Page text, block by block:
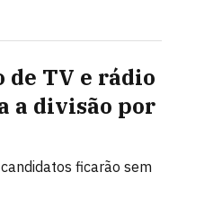
de TV e rádio
a divisão por
ficarão sem